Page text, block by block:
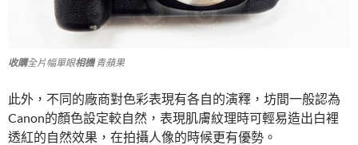
收購全片幅單眼相機青蘋果
此外，不同的廠商對色彩表現有各自的演釋，坊間一般認為
Canon的顏色設定較自然，表現肌膚紋理時可輕易造出白裡
透紅的自然效果，在拍攝人像的時候更有優勢。